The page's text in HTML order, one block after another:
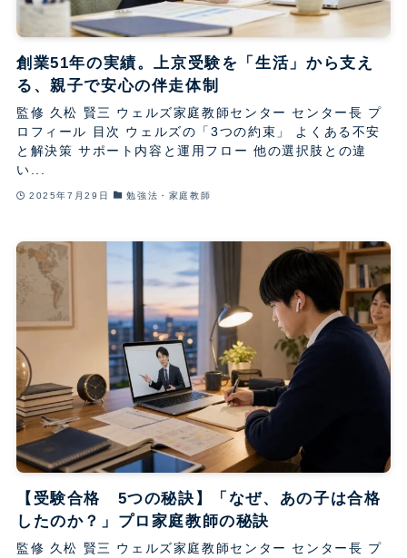
創業51年の実績。上京受験を「生活」から支え
る、親子で安心の伴走体制
監修 久松 賢三 ウェルズ家庭教師センター センター長 プ
ロフィール 目次 ウェルズの「3つの約束」 よくある不安
と解決策 サポート内容と運用フロー 他の選択肢との違
い...
2025年7月29日 勉強法・家庭教師
【受験合格 5つの秘訣】「なぜ、あの子は合格
したのか？」プロ家庭教師の秘訣
監修 久松 賢三 ウェルズ家庭教師センター センター長 プ